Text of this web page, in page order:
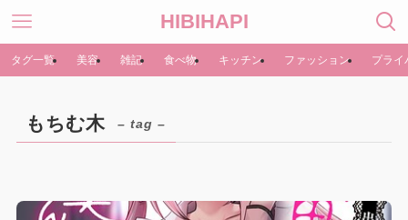
HIBIHAPI
タグ一覧 美容 雑記 食べ物 キッチン ファッション プライ
もちむ木 – tag –